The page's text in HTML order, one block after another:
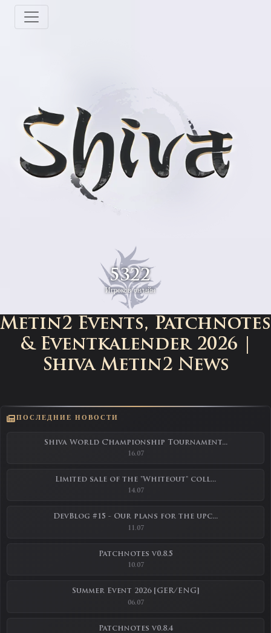
5322
Игроков онлайн
Metin2 Events, Patchnotes
& Eventkalender 2026 |
Shiva Metin2 News
ПОСЛЕДНИЕ НОВОСТИ
Shiva World Championship Tournament...
16.07
Limited sale of the "Whiteout" coll...
14.07
DevBlog #15 - Our plans for the upc...
11.07
Patchnotes v0.8.5
10.07
Summer Event 2026 [GER/ENG]
06.07
Patchnotes v0.8.4